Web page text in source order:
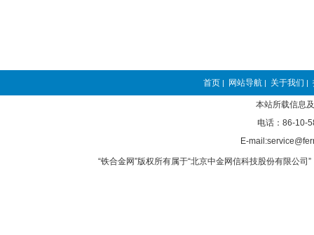
首页 | 网站导航 | 关于我们 |
本站所载信息
电话：86-10-
E-
“铁合金网”版权所有属于“北京中金网信科技股份有限公司